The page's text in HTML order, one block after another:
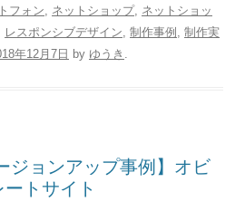
フォン ネットショップ, ネットショッ
レスポンシブデザイン 制作事例
制作実
年12月7日 by ゆうき
ジョンアップ事例】オビ
トサイト